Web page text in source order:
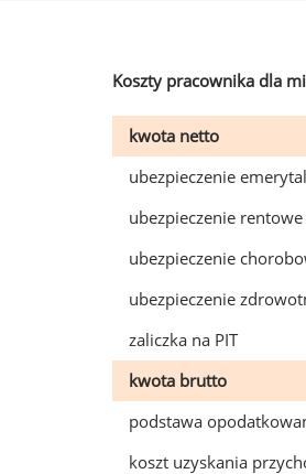
Koszty pracownika dla
kwota netto
ubezpieczenie
ubezpieczenie rentowe
ubezpieczenie
ubezpieczenie
zaliczka na PIT
kwota brutto
podstawa
koszt uzyskania